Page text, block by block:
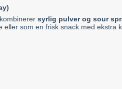
kombinerersyrlig pulver og sour
som en frisk snack med ekstra